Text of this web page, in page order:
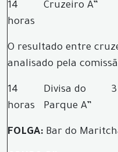
14
horas
Cruzeiro A”
O resultado entre
analisado pela
14
horas
Divisa do
Parque A”
3
FOLGA: Bar do